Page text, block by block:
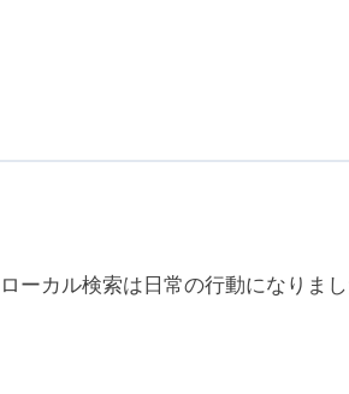
カル検索は日常の行動になりま